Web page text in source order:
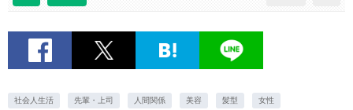
社会人生活 先輩・上司 人間関係 美容 髪型 女性